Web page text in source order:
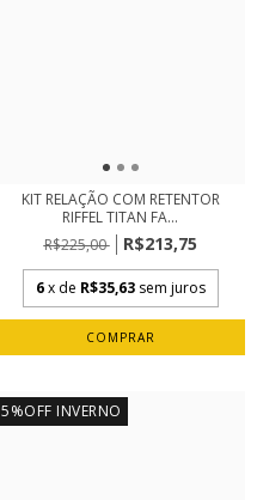
KIT RELAÇÃO COM RETENTOR
RIFFEL TITAN FA...
R$225,00
R$213,75
6 x de R$35,63 sem juros
5%OFF INVERNO